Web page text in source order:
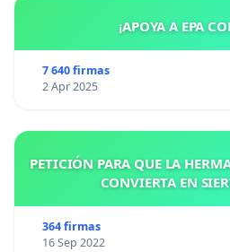
¡APOYA A EPA
7 640 firmas
2 Apr 2025
PETICIÓN PARA QUE LA
CONVIERTA EN
364 firmas
16 Sep 2022